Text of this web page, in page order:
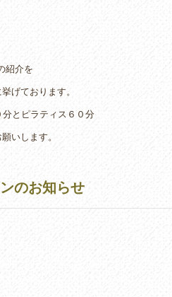
紹介を
げております。
とピラティス６０分
いします。
のお知らせ